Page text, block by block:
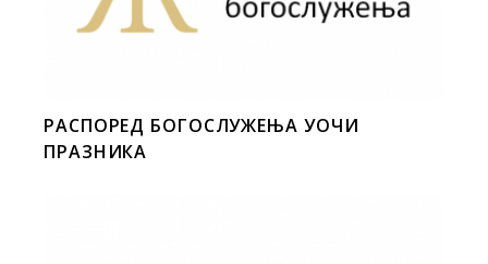
РАСПОРЕД БОГОСЛУЖЕЊА УОЧИ
ПРАЗНИКА